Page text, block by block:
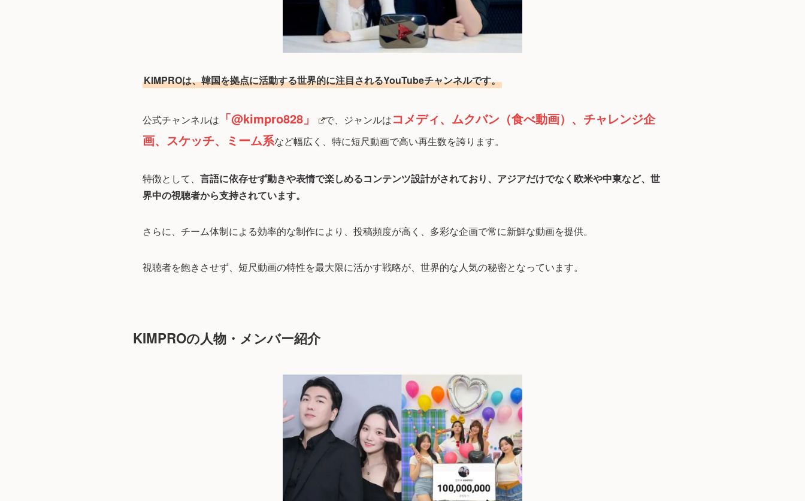
KIMPROは、韓国を拠点に活動する世界的に注目されるYouTubeチャンネルです。
公式チャンネルは 「@kimpro828」 で、ジャンルはコメディ、ムクバン（食べ動画）、チャレンジ企
画、スケッチ、ミーム系など幅広く、特に短尺動画で高い再生数を誇ります。
特徴として、 言語に依存せず動きや表情で楽しめるコンテンツ設計がされており、アジアだけでなく欧米や中東など、世
界中の視聴者から支持されています。
さらに、チーム体制による効率的な制作により、投稿頻度が高く、多彩な企画で常に新鮮な動画を提供。
視聴者を飽きさせず、短尺動画の特性を最大限に活かす戦略が、世界的な人気の秘密となっています。
KIMPROの人物・メンバー紹介